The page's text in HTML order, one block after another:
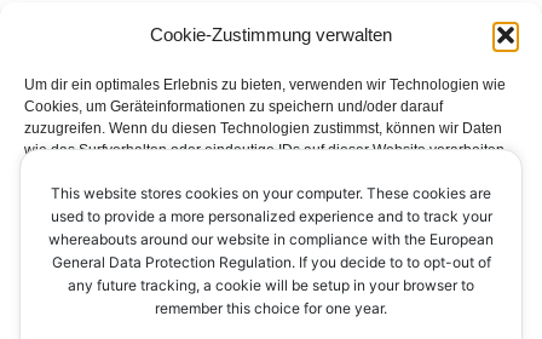
Cookie-Zustimmung verwalten
Um dir ein optimales Erlebnis zu bieten, verwenden wir Technologien wie
Cookies, um Geräteinformationen zu speichern und/oder darauf
zuzugreifen. Wenn du diesen Technologien zustimmst, können wir Daten
wie das Surfverhalten oder eindeutige IDs auf dieser Website verarbeiten.
bestimmte Merkmale und Funktionen beeinträchtigt werden.
Akzeptieren
Ablehnen
Impressum Datenschutzerklärung
Kontakt
Cookie-Richtlinie (EU)
This website stores cookies on your computer. These cookies are
used to provide a more personalized experience and to track your
whereabouts around our website in compliance with the European
General Data Protection Regulation. If you decide to to opt-out of
any future tracking, a cookie will be setup in your browser to
remember this choice for one year.